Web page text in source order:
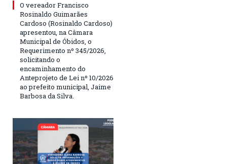
O vereador Francisco
Rosinaldo Guimarães
Cardoso (Rosinaldo Cardoso)
apresentou, na Câmara
Municipal de Óbidos, o
Requerimento nº 345/2026,
solicitando o
encaminhamento do
Anteprojeto de Lei nº 10/2026
ao prefeito municipal, Jaime
Barbosa da Silva.